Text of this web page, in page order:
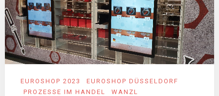
EUROSHOP 2023
EUROSHOP DÜSSELDORF
PROZESSE IM HANDEL
WANZL